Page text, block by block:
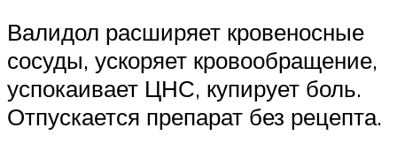
Валидол расширяет кровеносные
сосуды, ускоряет кровообращение,
успокаивает ЦНС, купирует боль.
Отпускается препарат без рецепта.